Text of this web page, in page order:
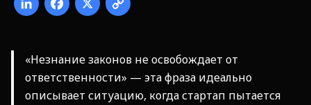
«Незнание законов не освобождает от
ответственности» — эта фраза идеально
описывает ситуацию, когда стартап пытается